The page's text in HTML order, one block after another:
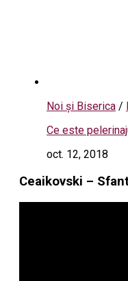
Noi și Biserica /
Ce este
oct. 12, 2018
Ceaikovski –